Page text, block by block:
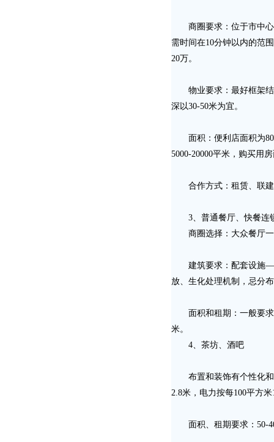
商圈要求：位于市中心
需时间在10分钟以内的范
20万。
物业要求：最好框架结
深以30-50米为宜。
面积：便利店面积为80--
5000-20000平米，购买用
合作方式：租赁、联建
3、普通餐厅、快餐连
商圈选择：大众餐厅一
建筑要求：配套设施——
放、生化处理机制，忌分
面积和租期：一般要求
米。
4、茶坊、酒吧
布置和装饰有个性化和
2.8米，电力按每100平方
面积、租期要求：50-